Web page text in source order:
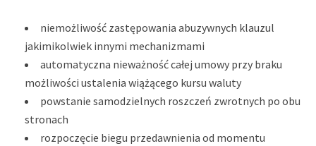
niemożliwość zastępowania abuzywnych klauzul
jakimikolwiek innymi mechanizmami
automatyczna nieważność całej umowy przy braku
możliwości ustalenia wiążącego kursu waluty
powstanie samodzielnych roszczeń zwrotnych po obu
stronach
rozpoczęcie biegu przedawnienia od momentu